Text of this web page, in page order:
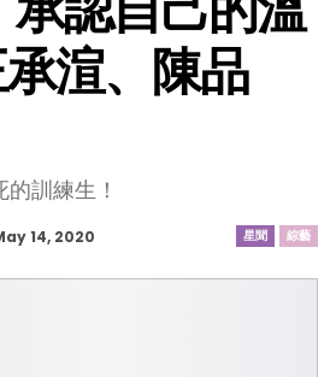
渲、陳品
訓練生！
星聞 綜藝
14, 2020